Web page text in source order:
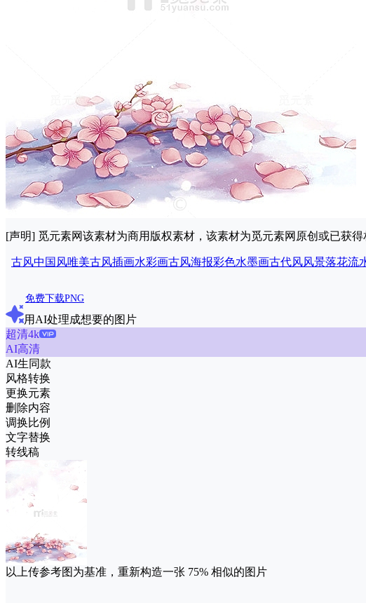
[声明] 觅元素网该素材为商用版权素材，该素材为觅元素网原创或已获
古风中国风唯美古风插画水彩画古风海报彩色水墨画古代风风景落花流
免费下载PNG
用AI处理成想要的图片
超清4k
AI高清
AI生同款
风格转换
更换元素
删除内容
调换比例
文字替换
转线稿
以上传参考图为基准，重新构造一张 75% 相似的图片